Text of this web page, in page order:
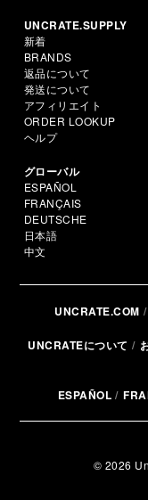
UNCRATE.SUPPLY
新着
BRANDS
返品について
発送について
アフィリエイト
ORDER LOOKUP
ヘルプ
グローバル
ESPAÑOL
FRANÇAIS
DEUTSCHE
日本語
中文
UNCRATE.COM
UNCRATEについて
ESPAÑOL
© 2026